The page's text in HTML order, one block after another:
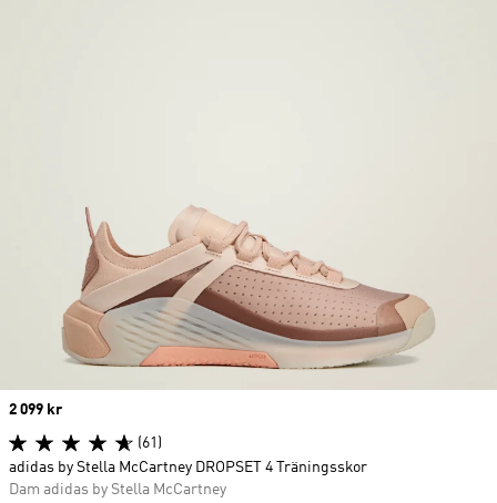
Price
2 099 kr
(61)
adidas by Stella McCartney DROPSET 4 Träningsskor
Dam adidas by Stella McCartney